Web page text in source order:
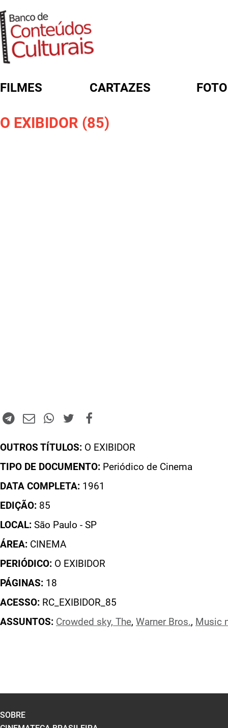
FILMES CARTAZES
O EXIBIDOR (85)
OUTROS TÍTULOS: O EXIBIDOR
TIPO DE DOCUMENTO: Periódico de Cinema
DATA COMPLETA: 1961
EDIÇÃO: 85
LOCAL: São Paulo - SP
ÁREA: CINEMA
PERIÓDICO: O EXIBIDOR
PÁGINAS: 18
ACESSO: RC_EXIBIDOR_85
ASSUNTOS: Crowded sky, The, Warner Bros., Music
FORMULÁRIO DE BUSCA
SOBRE